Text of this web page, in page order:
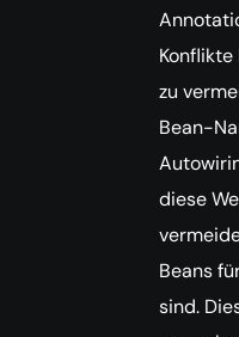
zu
Bean-
diese
Beans
sind.